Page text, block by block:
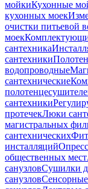
мойкиКухонные
кухонных моек
очистки питьевой
моек
сантехника
сантехники
водопроводные
сантехнические
сантехники
протечекЛюки
магистральных
сантехнических
инсталляций
общественных мест
санузловСушилки
санузлов